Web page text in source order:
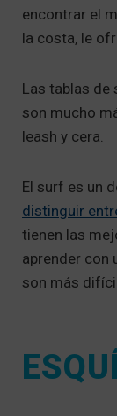
encontrar el
la costa, le
Las tablas de
son mucho
leash y cera.
El surf es un
distinguir
tienen las
aprender con
son más